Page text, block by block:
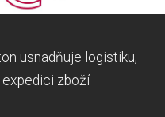
usnadňuje logistiku,
expedici zboží